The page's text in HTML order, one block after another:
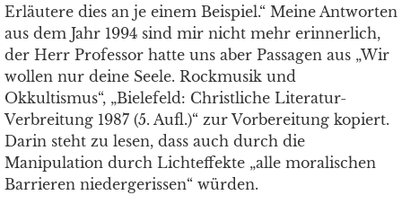
Erläutere dies an je einem Beispiel.“ Meine Antworten
aus dem Jahr 1994 sind mir nicht mehr erinnerlich,
der Herr Professor hatte uns aber Passagen aus „Wir
wollen nur deine Seele. Rockmusik und
Okkultismus“, „Bielefeld: Christliche Literatur-
Verbreitung 1987 (5. Aufl.)“ zur Vorbereitung kopiert.
Darin steht zu lesen, dass auch durch die
Manipulation durch Lichteffekte „alle moralischen
Barrieren niedergerissen“ würden.